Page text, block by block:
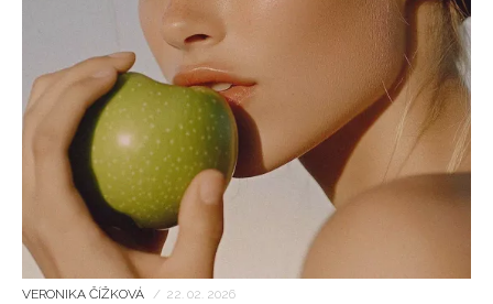
VERONIKA ČÍŽKOVÁ / 22. 02. 2026